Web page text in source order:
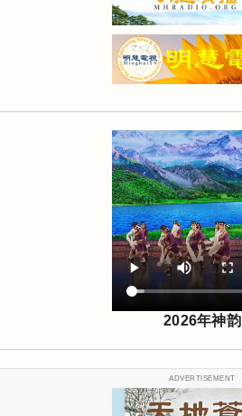
2026年神韵
ADVERTISEMENT